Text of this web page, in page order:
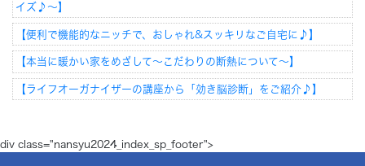
イズ♪～】
【便利で機能的なニッチで、おしゃれ&スッキリなご自宅に♪】
【本当に暖かい家をめざして～こだわりの断熱について～】
【ライフオーガナイザーの講座から「効き脳診断」をご紹介♪】
div class="nansyu2024_index_sp_footer">